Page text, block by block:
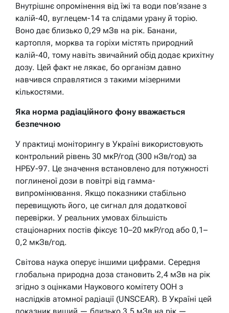
Внутрішнє опромінення від їжі та води пов’язане з
калій-40, вуглецем-14 та слідами урану й торію.
Воно дає близько 0,29 мЗв на рік. Банани,
картопля, морква та горіхи містять природний
калій-40, тому навіть звичайний обід додає крихітну
дозу. Цей факт не лякає, бо організм давно
навчився справлятися з такими мізерними
кількостями.
Яка норма радіаційного фону вважається
безпечною
У практиці моніторингу в Україні використовують
контрольний рівень 30 мкР/год (300 нЗв/год) за
НРБУ-97. Це значення встановлено для потужності
поглиненої дози в повітрі від гамма-
випромінювання. Якщо показники стабільно
перевищують його, це сигнал для додаткової
перевірки. У реальних умовах більшість
стаціонарних постів фіксує 10–20 мкР/год або 0,1–
0,2 мкЗв/год.
Світова наука оперує іншими цифрами. Середня
глобальна природна доза становить 2,4 мЗв на рік
згідно з оцінками Наукового комітету ООН з
наслідків атомної радіації (UNSCEAR). В Україні цей
показник вищий — близько 3,5 мЗв на рік —